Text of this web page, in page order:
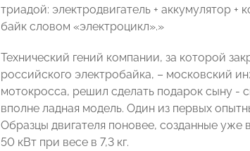
триадой: электродвигатель + аккумулятор
байк словом «электроцикл».»
Технический гений компании, за которой
российского электробайка, – московский
мотокросса, решил сделать подарок сыну -
вполне ладная модель. Один из первых
Образцы двигателя поновее, созданные
50 кВт при весе в 7,3 кг.